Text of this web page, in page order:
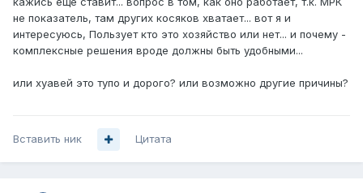
не показатель, там других косяков хватает... вот я и
интересуюсь, Пользует кто это хозяйство или нет... и почему -
комплексные решения вроде должны быть удобными...
или хуавей это тупо и дорого? или возможно другие причины?
Вставить ник Цитата